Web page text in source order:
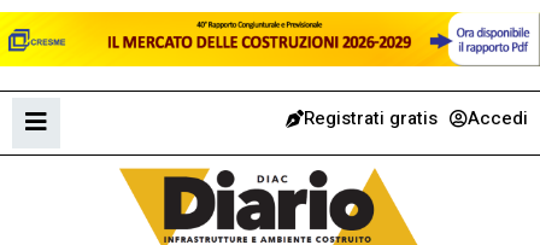
Registrati gratis Accedi